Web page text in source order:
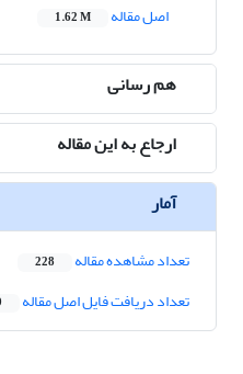
اصل مقاله
1.62 M
هم رسانی
ارجاع به این مقاله
آمار
تعداد مشاهده مقاله 228
تعداد دریافت فایل اصل مقاله